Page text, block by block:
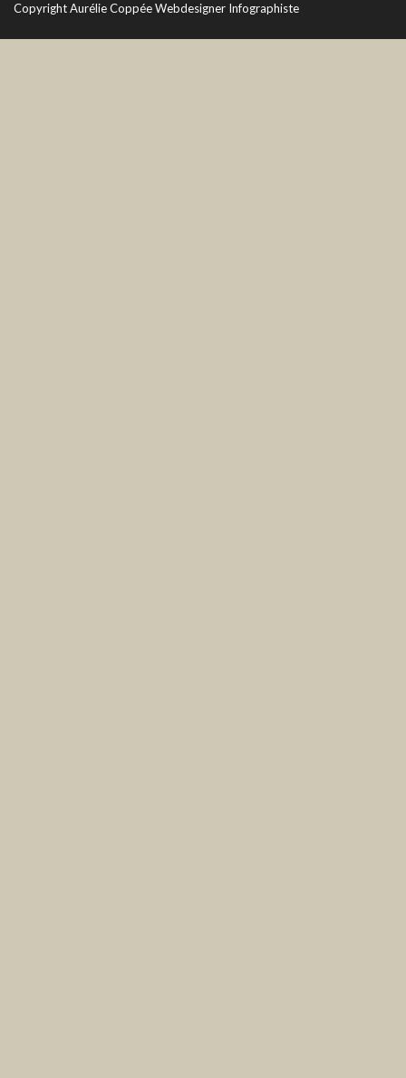
CopyrightAurélie Coppée Webdesigner Infographiste